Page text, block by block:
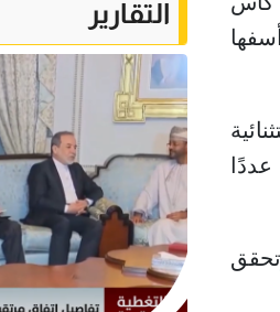
عددًا
التقارير